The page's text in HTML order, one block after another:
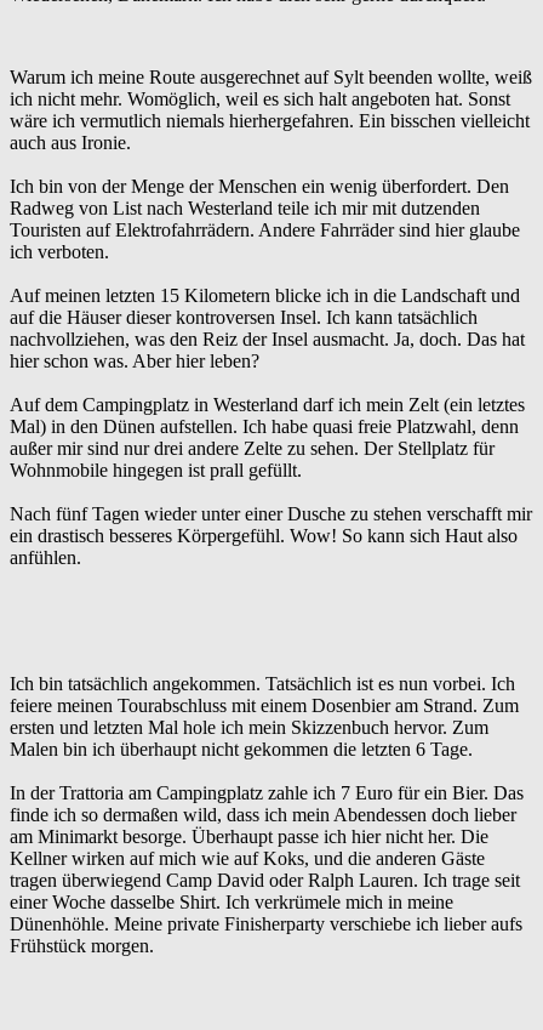
Warum ich meine Route ausgerechnet auf Sylt beenden wollte, weiß
ich nicht mehr. Womöglich, weil es sich halt angeboten hat. Sonst
wäre ich vermutlich niemals hierhergefahren. Ein bisschen vielleicht
auch aus Ironie.
Ich bin von der Menge der Menschen ein wenig überfordert. Den
Radweg von List nach Westerland teile ich mir mit dutzenden
Touristen auf Elektrofahrrädern. Andere Fahrräder sind hier glaube
ich verboten.
Auf meinen letzten 15 Kilometern blicke ich in die Landschaft und
auf die Häuser dieser kontroversen Insel. Ich kann tatsächlich
nachvollziehen, was den Reiz der Insel ausmacht. Ja, doch. Das hat
hier schon was. Aber hier leben?
Auf dem Campingplatz in Westerland darf ich mein Zelt (ein letztes
Mal) in den Dünen aufstellen. Ich habe quasi freie Platzwahl, denn
außer mir sind nur drei andere Zelte zu sehen. Der Stellplatz für
Wohnmobile hingegen ist prall gefüllt.
Nach fünf Tagen wieder unter einer Dusche zu stehen verschafft mir
ein drastisch besseres Körpergefühl. Wow! So kann sich Haut also
anfühlen.
Ich bin tatsächlich angekommen. Tatsächlich ist es nun vorbei. Ich
feiere meinen Tourabschluss mit einem Dosenbier am Strand. Zum
ersten und letzten Mal hole ich mein Skizzenbuch hervor. Zum
Malen bin ich überhaupt nicht gekommen die letzten 6 Tage.
In der Trattoria am Campingplatz zahle ich 7 Euro für ein Bier. Das
finde ich so dermaßen wild, dass ich mein Abendessen doch lieber
am Minimarkt besorge. Überhaupt passe ich hier nicht her. Die
Kellner wirken auf mich wie auf Koks, und die anderen Gäste
tragen überwiegend Camp David oder Ralph Lauren. Ich trage seit
einer Woche dasselbe Shirt. Ich verkrümele mich in meine
Dünenhöhle. Meine private Finisherparty verschiebe ich lieber aufs
Frühstück morgen.